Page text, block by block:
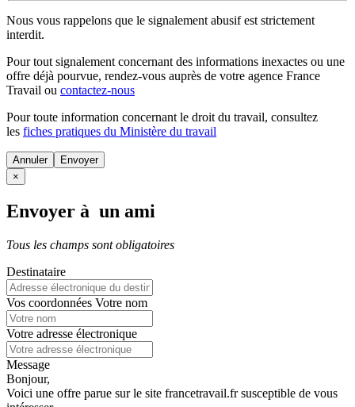
Nous vous rappelons que le signalement abusif est strictement
interdit.
Pour tout signalement concernant des informations inexactes ou une
offre déjà pourvue, rendez-vous auprès de votre agence France
Travail ou contactez-nous
Pour toute information concernant le droit du travail, consultez
les fiches pratiques du Ministère du travail
Annuler
×
Envoyer à un ami
Tous les champs sont obligatoires
Destinataire
Vos coordonnées Votre nom
Votre adresse électronique
Message
Bonjour,
Voici une offre parue sur le site francetravail.fr susceptible de vous